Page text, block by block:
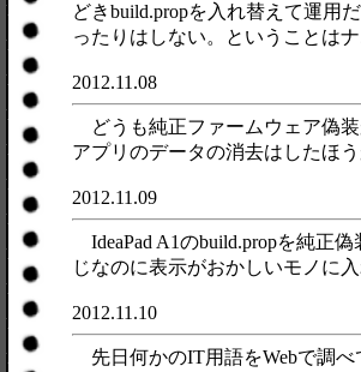
どきbuild.propを入れ替えて運用
ったりはしない。ということは
2012.11.08
どうも純正ファームウェア偽装
アプリのデータの消去はしたほう
2012.11.09
IdeaPad A1のbuild.propを純正
じなのに表示がおかしいモノに
2012.11.10
先日何かのIT用語をWebで調べ